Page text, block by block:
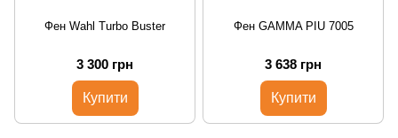
Фен Wahl Turbo Buster
3 300 грн
Купити
Фен GAMMA PIU 7005
3 638 грн
Купити